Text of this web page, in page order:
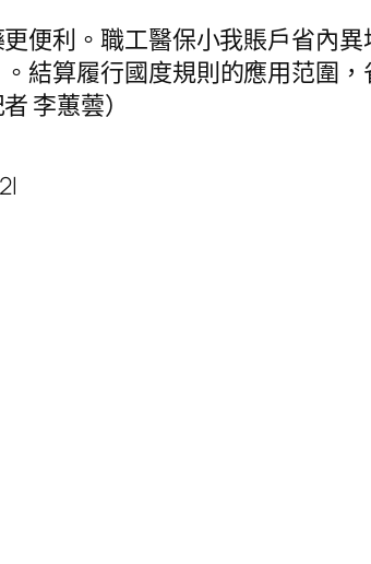
利。職工醫保小我賬戶省內異
結算履行國度規則的應用范圍
李蕙蕓）